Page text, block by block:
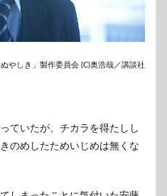
やしき」製作委員会 (C)奥浩哉／講談社
ていたが、チカラを得たしし
のめしたためいじめは無くな